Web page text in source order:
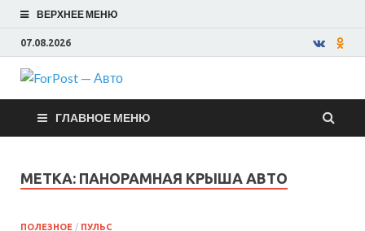
ВЕРХНЕЕ МЕНЮ
07.08.2026
ForPost —
Авто
ГЛАВНОЕ МЕНЮ
МЕТКА: ПАНОРАМНАЯ КРЫША АВТО
ПОЛЕЗНОЕ / ПУЛЬС